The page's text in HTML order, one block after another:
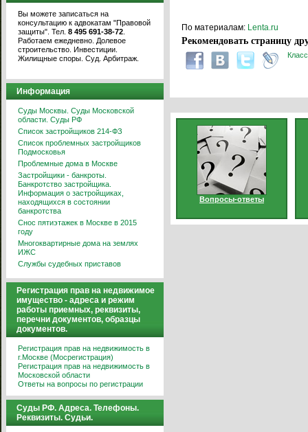
Вы можете записаться на
консультацию к адвокатам "Правовой
защиты". Тел. 8 495 691-38-72
Работаем ежедневно. Долевое
строительство. Инвестиции.
Жилищные споры. Суд. Арбитраж.
Информация
Суды Москвы. Суды Московской
области. Суды РФ
Список застройщиков 214-ФЗ
Список проблемных застройщиков
Подмосковья
Проблемные дома в Москве
Застройщики - банкроты.
Банкротство застройщика.
Информация о застройщиках,
находящихся в состоянии
банкротства
Снос пятиэтажек в Москве в 2015
году
Многоквартирные дома на землях
ИЖС
Службы судебных приставов
Регистрация прав на недвижимое
имущество - адреса и режим
работы приемных, реквизиты,
перечни документов, образцы
документов.
Регистрация прав на недвижимость в
г.Москве (Мосрегистрация)
Регистрация прав на недвижимость в
Московской области
Ответы на вопросы по регистрации
Суды РФ. Адреса. Телефоны.
Реквизиты. Судьи.
По материалам: Lenta.ru
Рекомендовать страницу
Вопросы-ответы